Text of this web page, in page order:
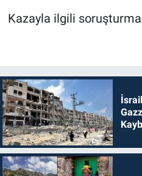
Kazayla ilgili soruşturma